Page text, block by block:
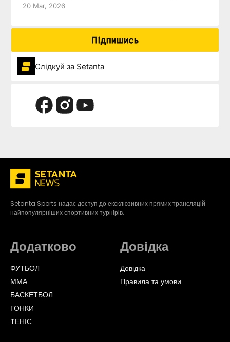
20 Mar, 2026
Підпишись
Слідкуй за Setanta
Setanta Sports надає доступ до ексклюзивних прямих трансляцій
найпопулярніших спортивних турнірів.
Додатково
ФУТБОЛ
ММА
БАСКЕТБОЛ
ГОНКИ
TЕНІС
Довідка
Довідка
Правила та умови